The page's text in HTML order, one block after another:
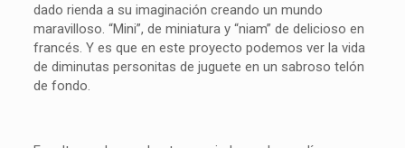
dado rienda a su imaginación creando un mundo
maravilloso. “Mini”, de miniatura y “niam” de delicioso en
francés. Y es que en este proyecto podemos ver la vida
de diminutas personitas de juguete en un sabroso telón
de fondo.